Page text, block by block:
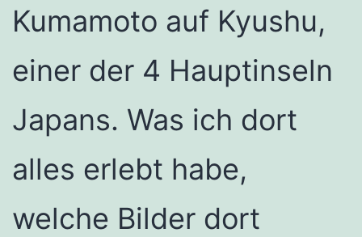
Kumamoto auf Kyushu,
einer der 4 Hauptinseln
Japans. Was ich dort
alles erlebt habe,
welche Bilder dort